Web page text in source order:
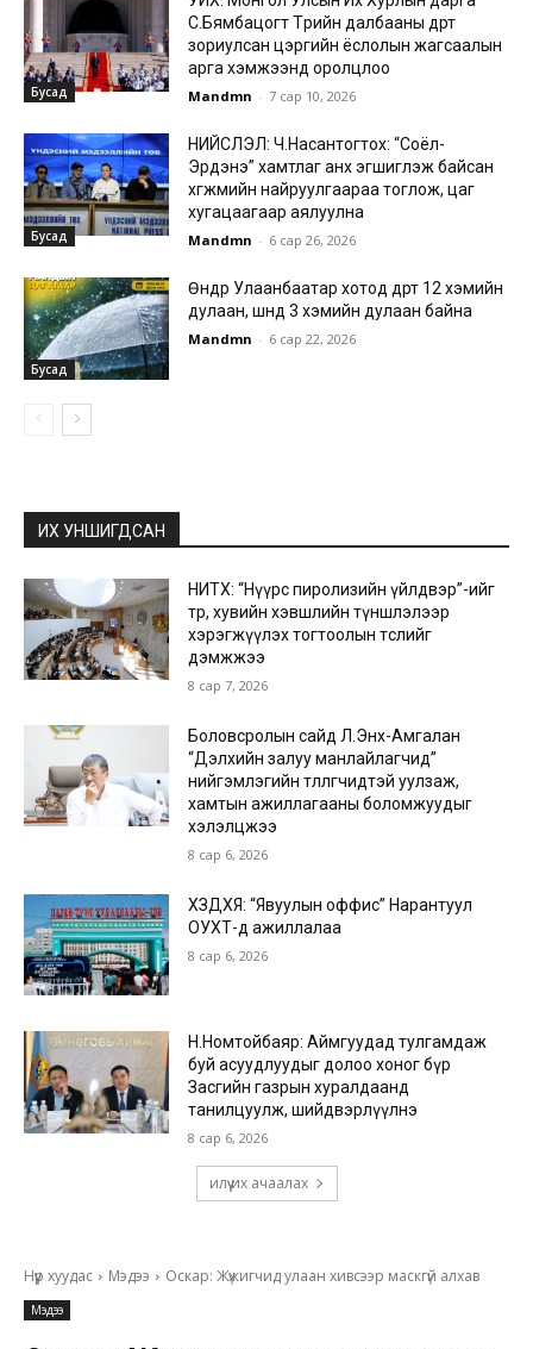
Бусад
С.Бямбацогт Төрийн далбааны өдөрт
зориулсан цэргийн ёслолын жагсаалын
арга хэмжээнд оролцлоо
Mandmn - 7 сар 10, 2026
Бусад
НИЙСЛЭЛ: Ч.Насантогтох: “Соёл-
Эрдэнэ” хамтлаг анх эгшиглэж байсан
хөгжмийн найруулгаараа тоглож, цаг
хугацаагаар аялуулна
Mandmn - 6 сар 26, 2026
Бусад
Өнөөдөр Улаанбаатар хотод өдөртөө 12 хэмийн
дулаан, шөнөдөө 3 хэмийн дулаан байна
Mandmn - 6 сар 22, 2026
ИХ УНШИГДСАН
НИТХ: “Нүүрс пиролизийн үйлдвэр”-ийг
төр, хувийн хэвшлийн түншлэлээр
хэрэгжүүлэх тогтоолын төслийг
дэмжжээ
8 сар 7, 2026
Боловсролын сайд Л.Энх-Амгалан
“Дэлхийн залуу манлайлагчид”
нийгэмлэгийн төлөөлөгчидтэй уулзаж,
хамтын ажиллагааны боломжуудыг
хэлэлцжээ
8 сар 6, 2026
ХЗДХЯ: “Явуулын оффис” Нарантуул
ОУХТ-д ажиллалаа
8 сар 6, 2026
Н.Номтойбаяр: Аймгуудад тулгамдаж
буй асуудлуудыг долоо хоног бүр
Засгийн газрын хуралдаанд
танилцуулж, шийдвэрлүүлнэ
8 сар 6, 2026
илүү их ачаалах